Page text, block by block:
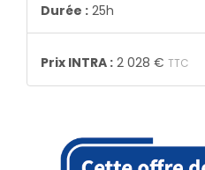
Durée : 25h
Prix INTRA : 2 028 € TTC